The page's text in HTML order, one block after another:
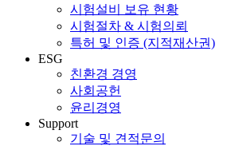
시험설비 보유 현황
시험절차 & 시험의뢰
특허 및 인증 (지적재산권)
ESG
친환경 경영
사회공헌
윤리경영
Support
기술 및 견적문의